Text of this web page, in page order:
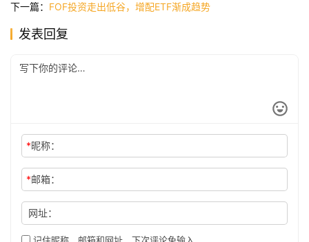
公
司
科
技
下一篇： FOF投资走出低谷，增配ETF渐成趋势
发表回复
*昵称：
*邮箱：
网址：